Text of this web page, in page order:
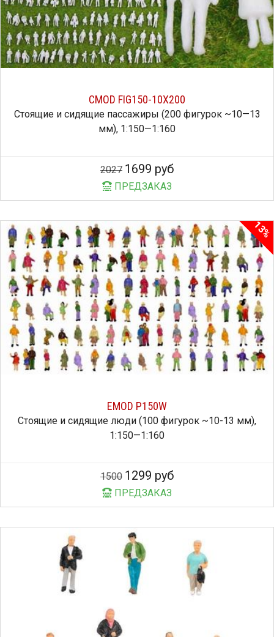
CMOD FIG150-10X200
Стоящие и сидящие пассажиры (200 фигурок ~10—13
мм), 1:150—1:160
2027 1699 руб
ПРЕДЗАКАЗ
EMOD P150W
Стоящие и сидящие люди (100 фигурок ~10-13 мм),
1:150—1:160
13%
1500 1299 руб
ПРЕДЗАКАЗ